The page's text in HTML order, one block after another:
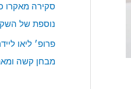
נוספת של
פרופ׳ ליאו
מבחן קשה